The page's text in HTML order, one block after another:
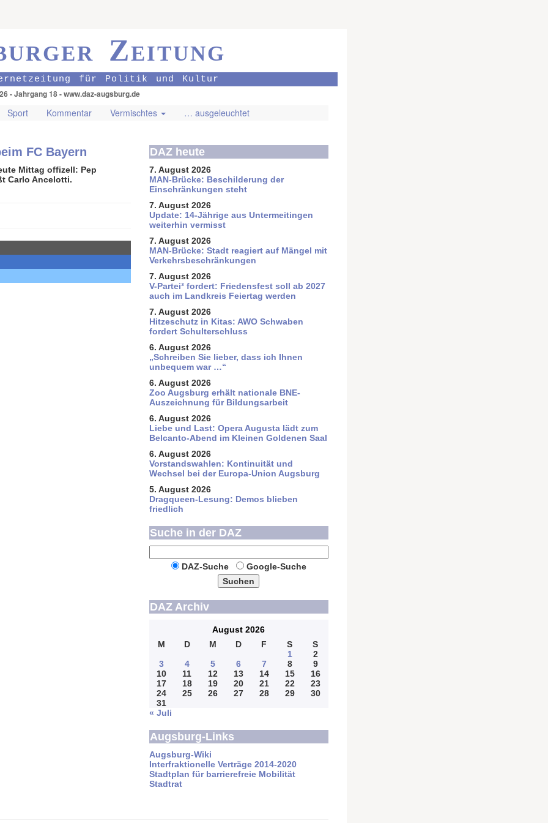
Zeitung
für Politik und Kultur
- Jahrgang 18 - www.daz-augsburg.de
Sport Kommentar Vermischtes … ausgeleuchtet
FC Bayern
Mittag offizell: Pep
Carlo Ancelotti.
DAZ heute
7. August 2026
MAN-Brücke: Beschilderung der
Einschränkungen steht
7. August 2026
Update: 14-Jährige aus Untermeitingen
weiterhin vermisst
7. August 2026
MAN-Brücke: Stadt reagiert auf Mängel mit
Verkehrsbeschränkungen
7. August 2026
V-Partei­³ fordert: Friedens­fest soll ab 2027
auch im Land­kreis Feier­tag werden
7. August 2026
Hitzeschutz in Kitas: AWO Schwaben
fordert Schulterschluss
6. August 2026
„Schreiben Sie lieber, dass ich Ihnen
unbequem war …“
6. August 2026
Zoo Augsburg erhält nationale BNE-
Auszeichnung für Bildungsarbeit
6. August 2026
Liebe und Last: Opera Augusta lädt zum
Belcanto-Abend im Kleinen Goldenen Saal
6. August 2026
Vorstandswahlen: Kontinuität und
Wechsel bei der Europa-Union Augsburg
5. August 2026
Dragqueen-Lesung: Demos blieben
friedlich
Suche in der DAZ
DAZ-Suche
Google-Suche
Suchen
DAZ Archiv
August 2026
M
D M D F S
S
1
2
3
4 5 6 7 8
9
10
11 12 13 14 15
16
17
18 19 20 21 22
23
24
25 26 27 28 29
30
31
« Juli
Augsburg-Links
Augsburg-Wiki
Interfraktionelle Verträge 2014-2020
Stadtplan für barrierefreie Mobilität
Stadtrat